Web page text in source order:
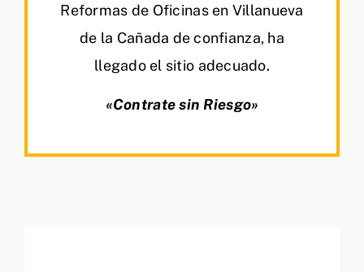
Reformas de Oficinas en Villanueva
de la Cañada de confianza, ha
llegado el sitio adecuado.
«Contrate sin Riesgo»